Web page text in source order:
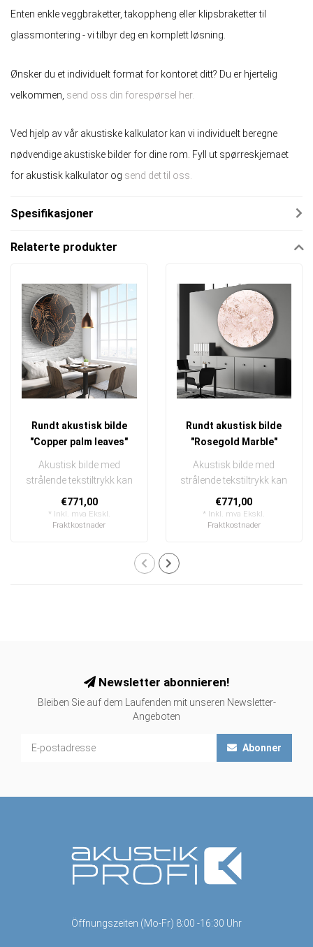
Enten enkle veggbraketter, takoppheng eller klipsbraketter til
glassmontering - vi tilbyr deg en komplett løsning.
Ønsker du et individuelt format for kontoret ditt? Du er hjertelig
velkommen, send oss ​​din forespørsel her.
Ved hjelp av vår akustiske kalkulator kan vi individuelt beregne
nødvendige akustiske bilder for dine rom. Fyll ut spørreskjemaet
for akustisk kalkulator og send det til oss.
Spesifikasjoner
Relaterte produkter
Rundt akustisk bilde
"Copper palm leaves"
Akustisk bilde med
strålende tekstiltrykk kan
raskt og enkelt byttes ut
I en ..
€771,00
* Inkl. mva Ekskl.
Fraktkostnader
Rundt akustisk bilde
"Rosegold Marble"
Akustisk bilde med
strålende tekstiltrykk kan
raskt og enkelt byttes ut
I en ..
€771,00
* Inkl. mva Ekskl.
Fraktkostnader
Newsletter abonnieren!
Bleiben Sie auf dem Laufenden mit unseren Newsletter-
Angeboten
Abonner
Öffnungszeiten (Mo-Fr) 8:00 -16:30 Uhr